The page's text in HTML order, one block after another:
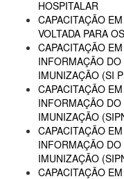
HOSPITALAR
CAPACITAÇÃO
VOLTADA PARA
CAPACITAÇÃO
INFORMAÇÃO
IMUNIZAÇÃO (SI
CAPACITAÇÃO
INFORMAÇÃO
IMUNIZAÇÃO
CAPACITAÇÃO
INFORMAÇÃO
IMUNIZAÇÃO
CAPACITAÇÃO